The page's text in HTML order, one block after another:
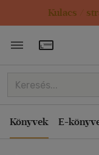
Kulacs /
Könyvek E-